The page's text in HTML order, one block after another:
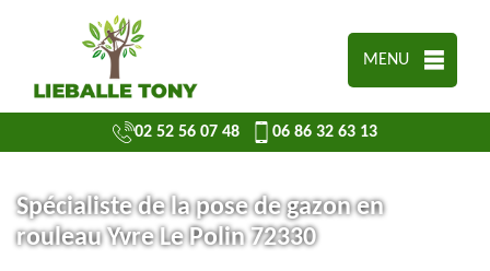
MENU
02 52 56 07 48 06 86 32 63 13
Spécialiste de la pose de gazon en
rouleau Yvre Le Polin 72330